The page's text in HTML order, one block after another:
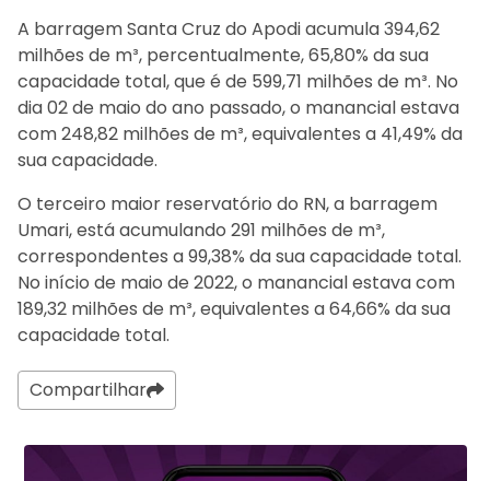
A barragem Santa Cruz do Apodi acumula 394,62
milhões de m³, percentualmente, 65,80% da sua
capacidade total, que é de 599,71 milhões de m³. No
dia 02 de maio do ano passado, o manancial estava
com 248,82 milhões de m³, equivalentes a 41,49% da
sua capacidade.
O terceiro maior reservatório do RN, a barragem
Umari, está acumulando 291 milhões de m³,
correspondentes a 99,38% da sua capacidade total.
No início de maio de 2022, o manancial estava com
189,32 milhões de m³, equivalentes a 64,66% da sua
capacidade total.
Compartilhar